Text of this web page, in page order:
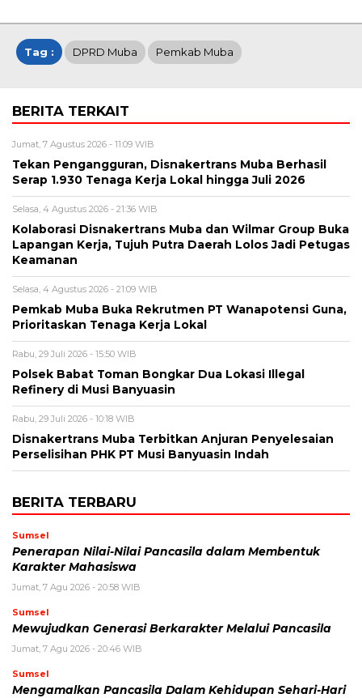
Tag : DPRD Muba Pemkab Muba
BERITA TERKAIT
Jumat, 7 Agustus 2026 - 11:09 WIB
Tekan Pengangguran, Disnakertrans Muba Berhasil
Serap 1.930 Tenaga Kerja Lokal hingga Juli 2026
Selasa, 4 Agustus 2026 - 21:36 WIB
Kolaborasi Disnakertrans Muba dan Wilmar Group Buka
Lapangan Kerja, Tujuh Putra Daerah Lolos Jadi Petugas
Keamanan
Selasa, 4 Agustus 2026 - 21:09 WIB
Pemkab Muba Buka Rekrutmen PT Wanapotensi Guna,
Prioritaskan Tenaga Kerja Lokal
Rabu, 29 Juli 2026 - 15:50 WIB
Polsek Babat Toman Bongkar Dua Lokasi Illegal
Refinery di Musi Banyuasin
Rabu, 29 Juli 2026 - 10:18 WIB
Disnakertrans Muba Terbitkan Anjuran Penyelesaian
Perselisihan PHK PT Musi Banyuasin Indah
BERITA TERBARU
Sumsel
Penerapan Nilai-Nilai Pancasila dalam Membentuk
Karakter Mahasiswa
Jumat, 7 Agu 2026 - 20:58 WIB
Sumsel
Mewujudkan Generasi Berkarakter Melalui Pancasila
Jumat, 7 Agu 2026 - 20:46 WIB
Sumsel
Mengamalkan Pancasila Dalam Kehidupan Sehari-Hari